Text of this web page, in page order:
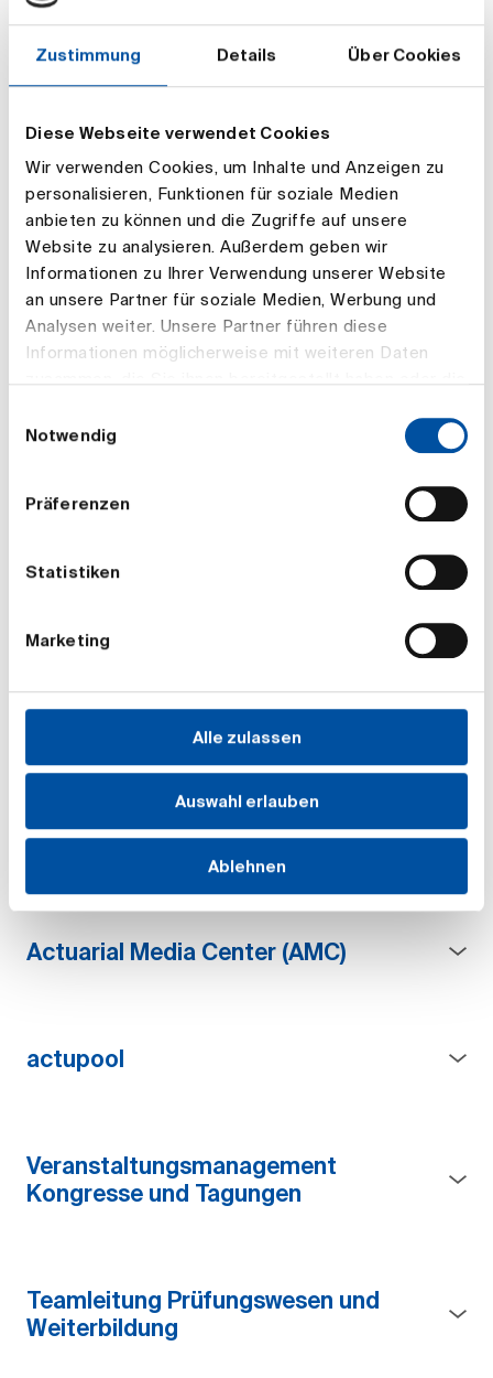
Zustimmung Details Über Cookies
Diese Webseite verwendet Cookies
Wir verwenden Cookies, um Inhalte und Anzeigen zu
personalisieren, Funktionen für soziale Medien
anbieten zu können und die Zugriffe auf unsere
Website zu analysieren. Außerdem geben wir
Informationen zu Ihrer Verwendung unserer Website
an unsere Partner für soziale Medien, Werbung und
Analysen weiter. Unsere Partner führen diese
Informationen möglicherweise mit weiteren Daten
haben.
Notwendig
Präferenzen
Statistiken
Marketing
Alle zulassen
Auswahl erlauben
Ablehnen
IT-Koordination und
Anwendungsbetreuung
Teamleitung Controlling und
Rechnungswesen
Controlling und Rechnungswesen
Aktuarielle Facharbeit und
Teamleitung Kommunikation und
Kommunikation und Marketing
Teamleitung Hybride Kongresse und
Sonderprojekte
Actuarial Media Center (AMC)
actupool
Veranstaltungsmanagement
Kongresse und Tagungen
Teamleitung Prüfungswesen und
Weiterbildung